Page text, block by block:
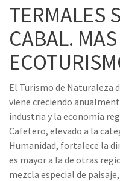
TERMALES
CABAL.
El Turismo de Naturaleza
viene creciendo
industria y la economía
Cafetero, elevado a la
Humanidad, fortalece la
es mayor a la de otras
mezcla especial de